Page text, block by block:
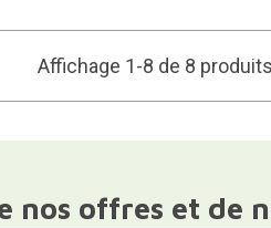
Affichage 1-8 de 8 produits
nos offres et de